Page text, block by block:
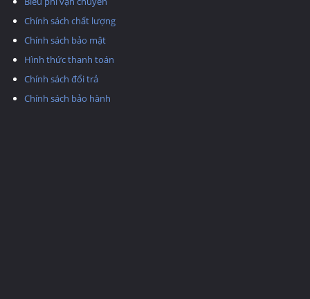
Chính sách chất lượng
Chính sách bảo mật
Hình thức thanh toán
Chính sách đổi trả
Chính sách bảo hành